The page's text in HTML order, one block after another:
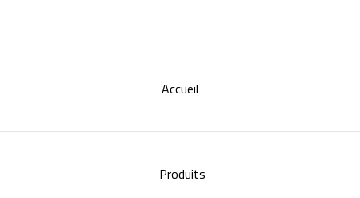
Accueil
Produits